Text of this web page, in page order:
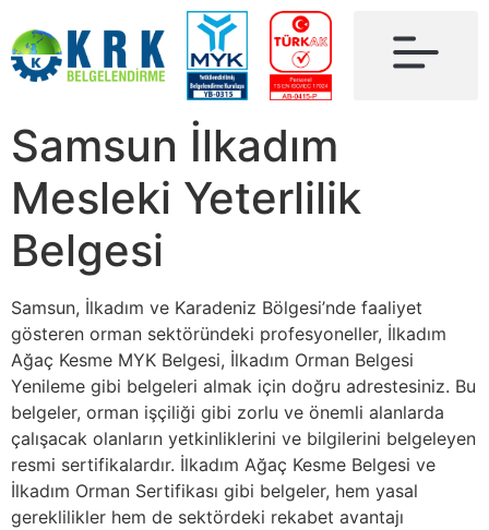
Samsun İlkadım
Mesleki Yeterlilik
Belgesi
Samsun, İlkadım ve Karadeniz Bölgesi’nde faaliyet
gösteren orman sektöründeki profesyoneller, İlkadım
Ağaç Kesme MYK Belgesi, İlkadım Orman Belgesi
Yenileme gibi belgeleri almak için doğru adrestesiniz. Bu
belgeler, orman işçiliği gibi zorlu ve önemli alanlarda
çalışacak olanların yetkinliklerini ve bilgilerini belgeleyen
resmi sertifikalardır. İlkadım Ağaç Kesme Belgesi ve
İlkadım Orman Sertifikası gibi belgeler, hem yasal
gereklilikler hem de sektördeki rekabet avantajı